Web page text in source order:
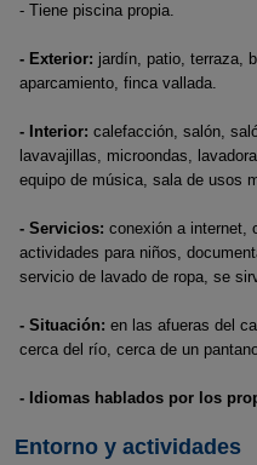
- Tiene piscina propia.
- Exterior: jardín, patio, terraza,
aparcamiento, finca vallada.
- Interior: calefacción, salón,
lavavajillas, microondas,
equipo de música, sala de usos
- Servicios: conexión a internet,
actividades para niños,
servicio de lavado de ropa, se
- Situación: en las afueras del
cerca del río, cerca de un
- Idiomas hablados por los
Entorno y actividades